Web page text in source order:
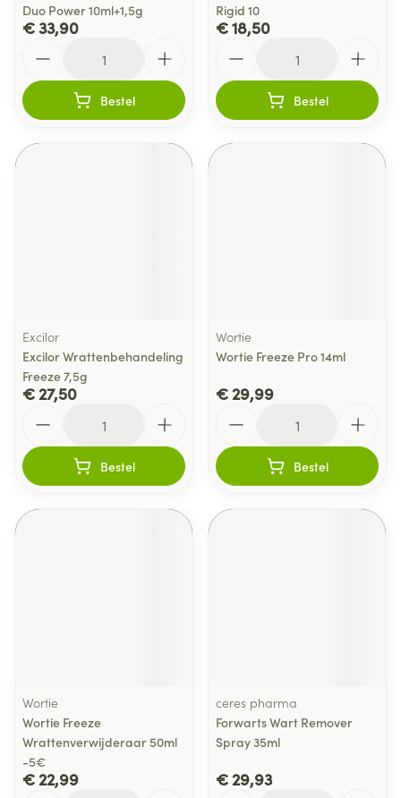
Duo Power 10ml+1,5g
€ 33,90
Bestel
Rigid 10
€ 18,50
Bestel
Excilor
Excilor Wrattenbehandeling
Freeze 7,5g
€ 27,50
Bestel
Wortie
Wortie Freeze Pro 14ml
€ 29,99
Bestel
Wortie
Wortie Freeze
Wrattenverwijderaar 50ml
-5€
€ 22,99
ceres pharma
Forwarts Wart Remover
Spray 35ml
€ 29,93